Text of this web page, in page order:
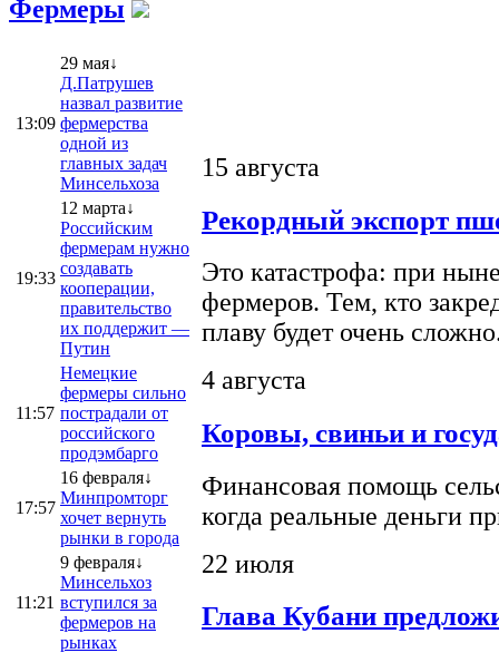
Фермеры
13:09
29 мая↓
Д.Патрушев
назвал развитие
фермерства
одной из
главных задач
Минсельхоза
19:33
12 марта↓
Российским
фермерам нужно
создавать
кооперации,
правительство
их поддержит —
Путин
11:57
Немецкие
фермеры сильно
пострадали от
российского
продэмбарго
17:57
16 февраля↓
Минпромторг
хочет вернуть
рынки в города
11:21
9 февраля↓
Минсельхоз
вступился за
фермеров на
рынках
15 августа
Рекордный экспорт
Это катастрофа: при
фермеров. Тем, кто
плаву будет очень
4 августа
Коровы, свиньи и
Финансовая помощь
когда реальные деньги
22 июля
Глава Кубани